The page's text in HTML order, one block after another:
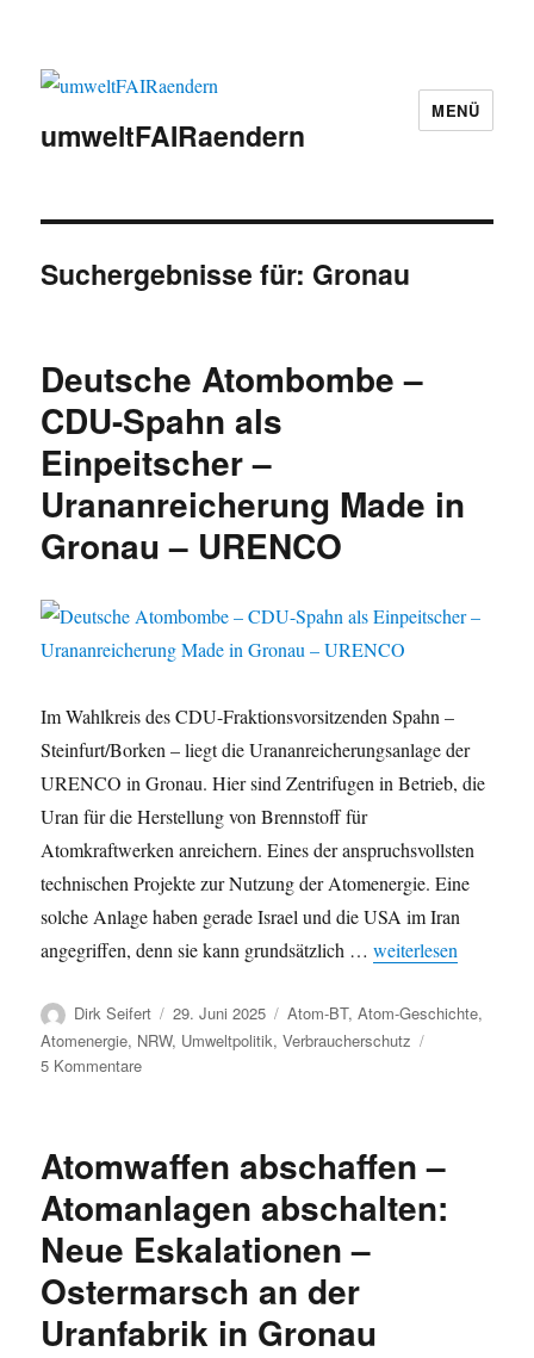
umweltFAIRaendern
MENÜ
Suchergebnisse für: Gronau
Deutsche Atombombe –
CDU-Spahn als
Einpeitscher –
Urananreicherung Made in
Gronau – URENCO
Im Wahlkreis des CDU-Fraktionsvorsitzenden Spahn –
Steinfurt/Borken – liegt die Urananreicherungsanlage der
URENCO in Gronau. Hier sind Zentrifugen in Betrieb, die
Uran für die Herstellung von Brennstoff für
Atomkraftwerken anreichern. Eines der anspruchsvollsten
technischen Projekte zur Nutzung der Atomenergie. Eine
solche Anlage haben gerade Israel und die USA im Iran
angegriffen, denn sie kann grundsätzlich …„Deutsche
weiterlesen
Autor
Dirk Seifert
Veröffentlicht
am
29. Juni 2025 Kategorien
Atom-BT,Atom-Geschichte,
Atomenergie, NRW, Umweltpolitik,Verbraucherschutz
5 Kommentarezu
CDU-
als
Einpeitscher
–
Urananreicherung
in
Atomwaffen abschaffen –
Atomanlagen abschalten:
Neue Eskalationen –
Ostermarsch an der
Uranfabrik in Gronau